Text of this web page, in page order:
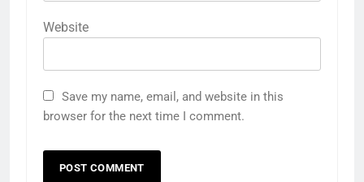
Website
Save my name, email, and website in this
browser for the next time I comment.